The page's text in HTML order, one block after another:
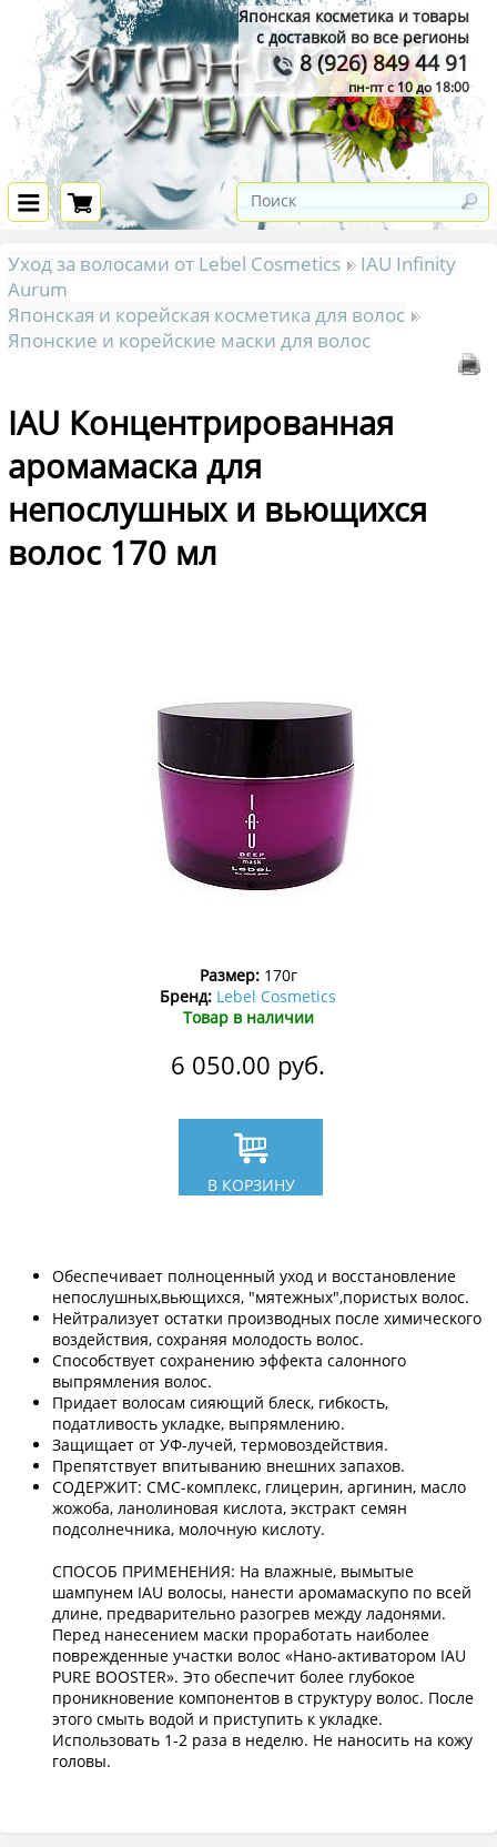
Японская косметика и товары
с доставкой во все регионы
8 (926) 849 44 91
пн-пт с 10 до 18:00
Уход за волосами от Lebel Cosmetics
IAU Infinity
Aurum
Японская и корейская косметика для волос
Японские и корейские маски для волос
IAU Концентрированная
аромамаска для
непослушных и вьющихся
волос 170 мл
Размер:170г
Бренд: Lebel Cosmetics
Товар в наличии
6 050.00 руб.
В КОРЗИНУ
Обеспечивает полноценный уход и восстановление
непослушных,вьющихся, "мятежных",пористых волос.
Нейтрализует остатки производных после химического
воздействия, сохраняя молодость волос.
Способствует сохранению эффекта салонного
выпрямления волос.
Придает волосам сияющий блеск, гибкость,
податливость укладке, выпрямлению.
Защищает от УФ-лучей, термовоздействия.
Препятствует впитыванию внешних запахов.
СОДЕРЖИТ: СМС-комплекс, глицерин, аргинин, масло
жожоба, ланолиновая кислота, экстракт семян
подсолнечника, молочную кислоту.
СПОСОБ ПРИМЕНЕНИЯ: На влажные, вымытые
шампунем IAU волосы, нанести аромамаскупо по всей
длине, предварительно разогрев между ладонями.
Перед нанесением маски проработать наиболее
поврежденные участки волос «Нано-активатором IAU
PURE BOOSTER». Это обеспечит более глубокое
проникновение компонентов в структуру волос. После
этого смыть водой и приступить к укладке.
Использовать 1-2 раза в неделю. Не наносить на кожу
головы.